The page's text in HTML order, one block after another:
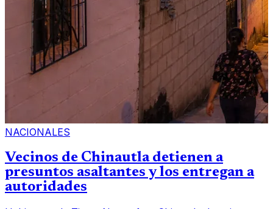
NACIONALES
Vecinos de Chinautla detienen a
presuntos asaltantes y los entregan a
autoridades